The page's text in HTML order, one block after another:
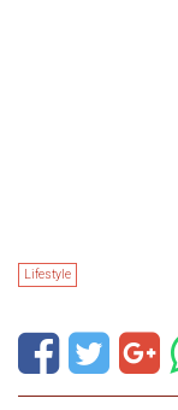
Lifestyle